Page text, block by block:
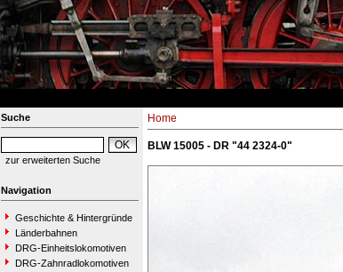
Suche
zur erweiterten Suche
Navigation
Geschichte & Hintergründe
Länderbahnen
DRG-Einheitslokomotiven
DRG-Zahnradlokomotiven
Home
BLW 15005 - DR "44 2324-0"